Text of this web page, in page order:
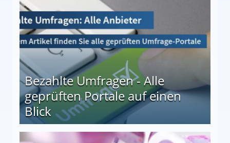
Bezahlte Umfragen - Alle
geprüften Portale auf einen
Blick
auf einen Blick